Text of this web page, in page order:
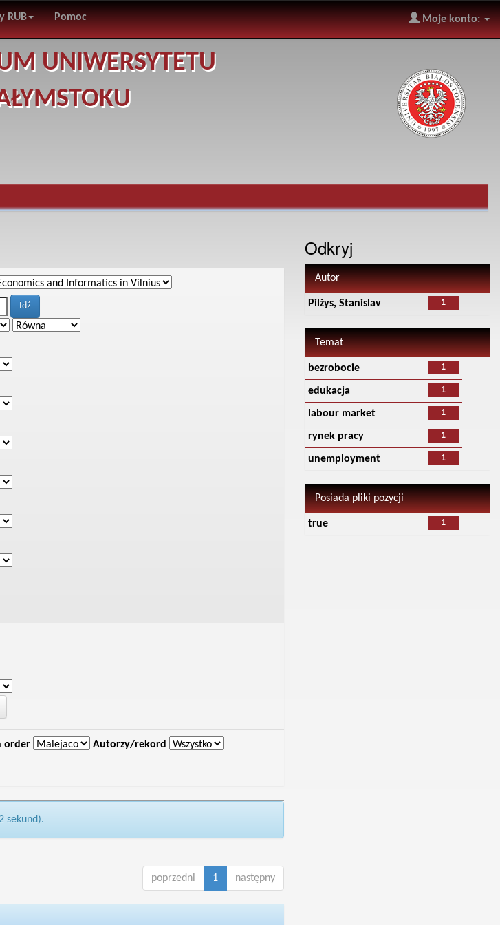
RUB Pomoc Moje konto:
UNIWERSYTETU
order Autorzy/rekord
sekund).
poprzedni 1 następny
Odkryj
Autor
1
Pilžys, Stanislav
Temat
1
bezrobocie
1
edukacja
1
labour market
1
rynek pracy
1
unemployment
Posiada pliki pozycji
1
true